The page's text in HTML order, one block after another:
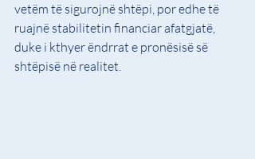
vetëm të sigurojnë shtëpi, por edhe të
ruajnë stabilitetin financiar afatgjatë,
duke i kthyer ëndrrat e pronësisë së
shtëpisë në realitet.